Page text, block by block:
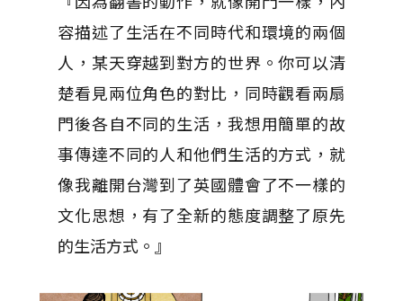
容描述了生活在不同時代和環境的兩個
人，某天穿越到對方的世界。你可以清
楚看見兩位角色的對比，同時觀看兩扇
門後各自不同的生活，我想用簡單的故
事傳達不同的人和他們生活的方式，就
像我離開台灣到了英國體會了不一樣的
文化思想，有了全新的態度調整了原先
的生活方式。』